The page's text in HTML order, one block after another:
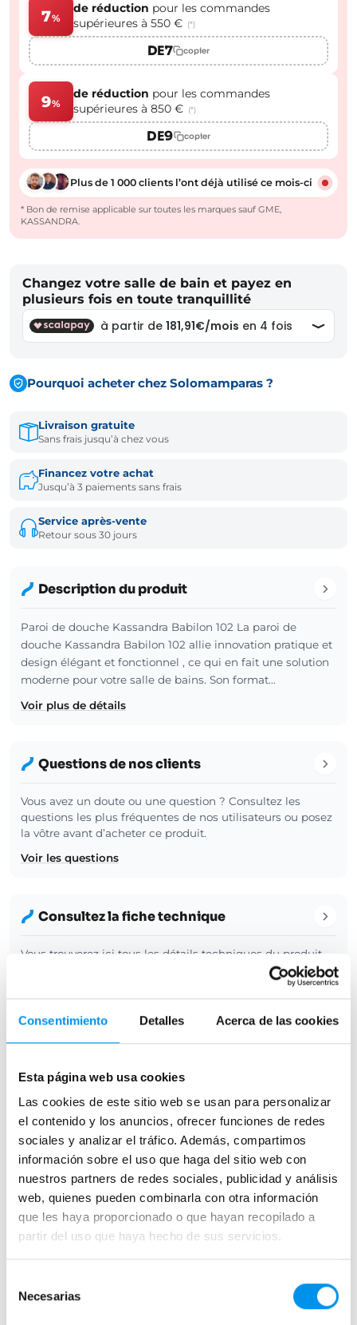
Consentimiento Detalles Acerca de las cookies
Esta página web usa cookies
Las cookies de este sitio web se usan para personalizar
el contenido y los anuncios, ofrecer funciones de redes
sociales y analizar el tráfico. Además, compartimos
información sobre el uso que haga del sitio web con
nuestros partners de redes sociales, publicidad y análisis
web, quienes pueden combinarla con otra información
que les haya proporcionado o que hayan recopilado a
partir del uso que haya hecho de sus servicios.
Necesarias
7%
de réduction pour les commandes
supérieures à 550 € (*)
DE7 copier
9%
de réduction pour les commandes
supérieures à 850 € (*)
DE9 copier
Plus de 1 000 clients l’ont déjà utilisé ce mois-ci
* Bon de remise applicable sur toutes les marques sauf GME,
KASSANDRA.
Changez votre salle de bain et payez en
plusieurs fois en toute tranquillité
Pourquoi acheter chez Solomamparas ?
Livraison gratuite
Sans frais jusqu’à chez vous
Financez votre achat
Jusqu’à 3 paiements sans frais
Service après-vente
Retour sous 30 jours
Description du produit
Paroi de douche Kassandra Babilon 102 La paroi de
douche Kassandra Babilon 102 allie innovation pratique et
design élégant et fonctionnel , ce qui en fait une solution
moderne pour votre salle de bains. Son format…
Voir plus de détails
Questions de nos clients
Vous avez un doute ou une question ? Consultez les
questions les plus fréquentes de nos utilisateurs ou posez
la vôtre avant d’acheter ce produit.
Voir les questions
Consultez la fiche technique
Vous trouverez ici tous les détails techniques du produit
Paroi de douche Kassandra Babilon 102. Vous pouvez
télécharger la fiche technique en PDF avec toutes les
caractéristiques.
Voir la fiche technique
Frontales
Pivotantes
Pliantes
Coulissantes
Avec 2 pivotantes
Semi-circulaires